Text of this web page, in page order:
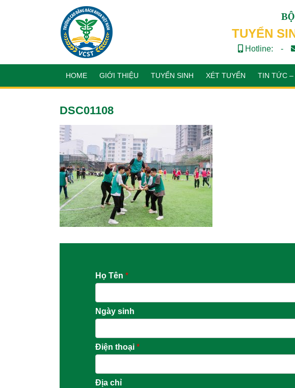
TUYỂN
Hotline: -
HOME GIỚI THIỆU TUYỂN SINH XÉT TUYỂN TIN TỨC
DSC01108
Họ Tên *
Ngày sinh
Điện thoại *
Địa chỉ